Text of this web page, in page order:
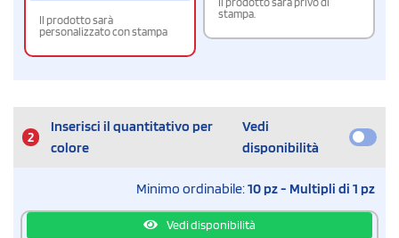
Il prodotto sarà
personalizzato con stampa
stampa.
2
Inserisci il quantitativo per
colore
Vedi
disponibilità
Minimo ordinabile:10 pz - Multipli di 1 pz
Vedi disponibilità